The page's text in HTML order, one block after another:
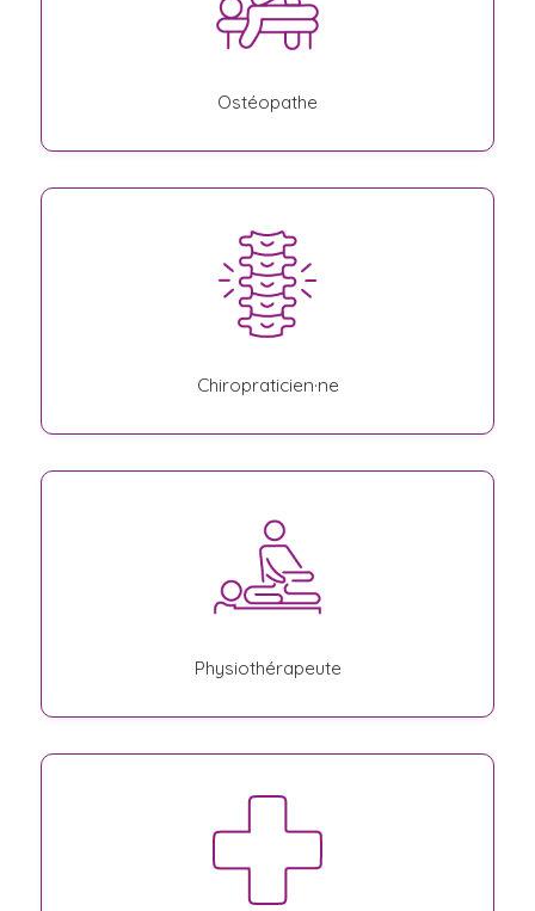
Ostéopathe
Chiropraticien·ne
Physiothérapeute